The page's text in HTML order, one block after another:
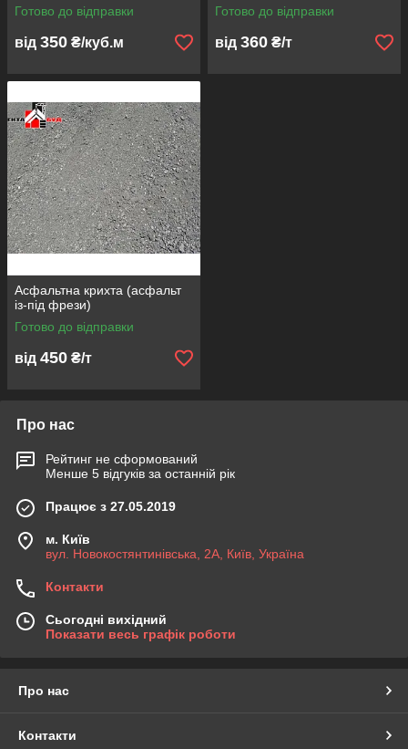
Готово до відправки
від 350 ₴/куб.м
Готово до відправки
від 360 ₴/т
Асфальтна крихта (асфальт
із-під фрези)
Готово до відправки
від 450 ₴/т
Про нас
Рейтинг не сформований
Менше 5 відгуків за останній рік
Працює з 27.05.2019
м. Київ
вул. Новокостянтинівська, 2А, Київ, Україна
Контакти
Сьогодні вихідний
Показати весь графік роботи
Про нас
Контакти